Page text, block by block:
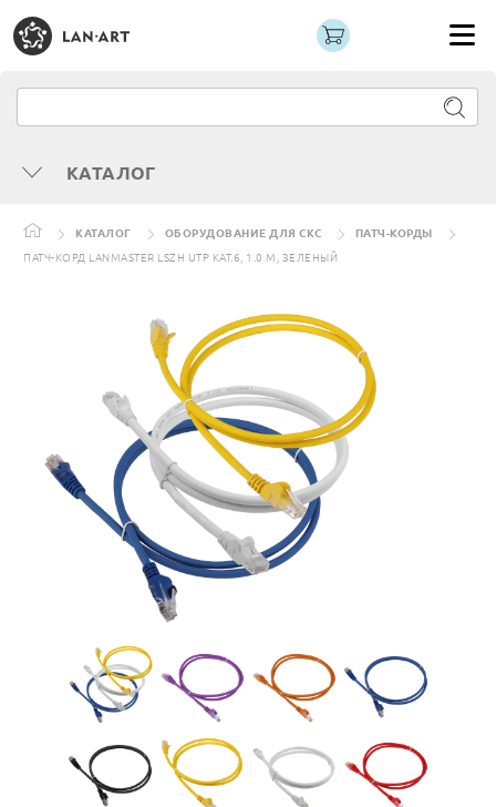
КАТАЛОГ
КАТАЛОГ ОБОРУДОВАНИЕ ДЛЯ СКС
ПАТЧ-КОРДЫ
ПАТЧ-КОРД LANMASTER LSZH UTP КАТ.6, 1.0 М, ЗЕЛЕНЫЙ